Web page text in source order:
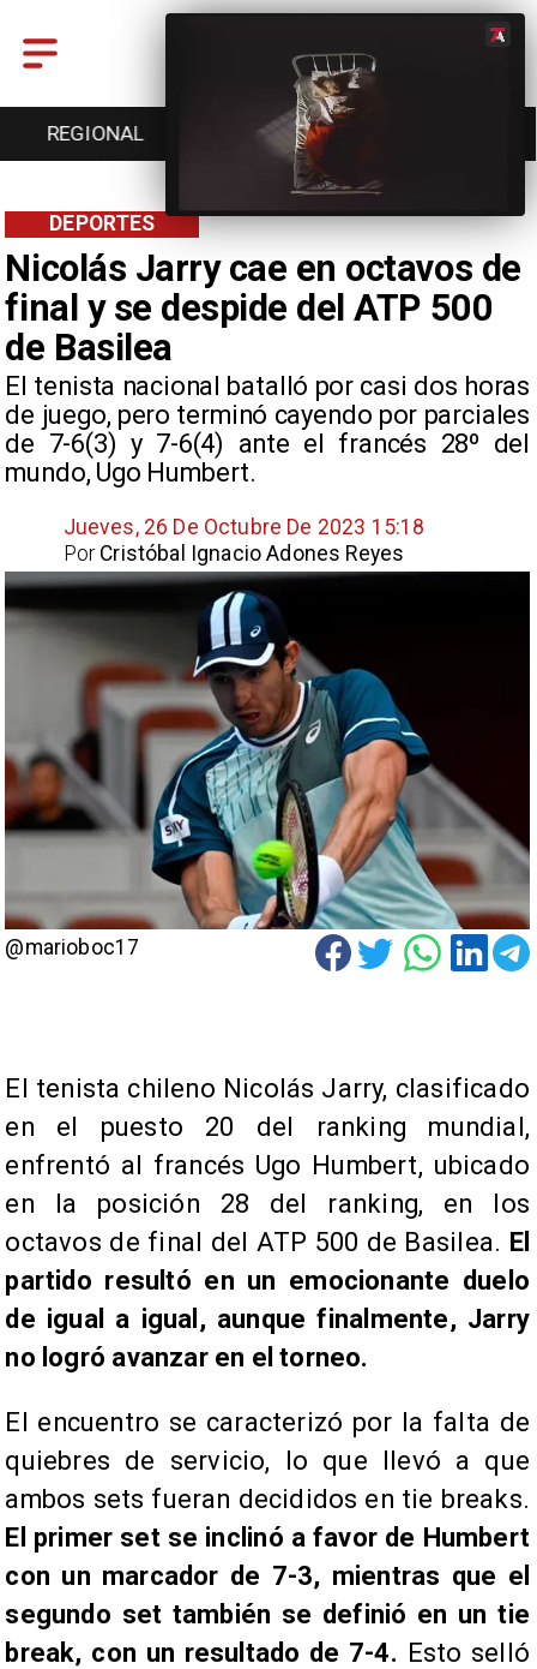
REGIONAL ENTRETENCIÓN
Nicolás Jarry cae en octavos de
final y se despide del ATP 500
de Basilea
​ El tenista nacional batalló por casi dos horas
de juego, pero terminó cayendo por parciales
de 7-6(3) y 7-6(4) ante el francés 28º del
mundo, Ugo Humbert.
DEPORTES
Jueves, 26 De Octubre De 2023 15:18
Cristóbal Ignacio Adones Reyes
Por
@marioboc17
​El tenista chileno Nicolás Jarry, clasificado
en el puesto 20 del ranking mundial,
enfrentó al francés Ugo Humbert, ubicado
en la posición 28 del ranking, en los
octavos de final del ATP 500 de Basilea. El
partido resultó en un emocionante duelo
de igual a igual, aunque finalmente, Jarry
no logró avanzar en el torneo.
El encuentro se caracterizó por la falta de
quiebres de servicio, lo que llevó a que
ambos sets fueran decididos en tie breaks.
El primer set se inclinó a favor de Humbert
con un marcador de 7-3, mientras que el
segundo set también se definió en un tie
break, con un resultado de 7-4. Esto selló